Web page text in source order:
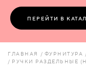
ПЕРЕЙТИ В
ГЛАВНАЯ ФУРНИТУРА
РУЧКИ РАЗДЕЛЬНЫЕ